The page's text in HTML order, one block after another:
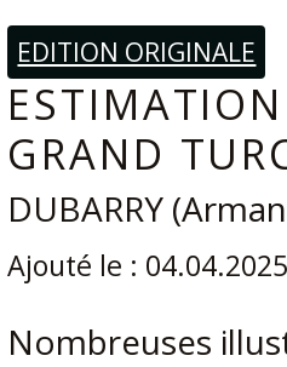
EDITION ORIGINALE
GRAND
DUBARRY
Ajouté le :
Nombreuses